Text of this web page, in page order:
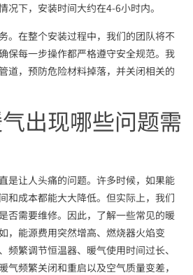
况下，安装时间大约在4-6小时内。
。在整个安装过程中，我们的团队将不
保每一步操作都严格遵守安全规范。我
道，预防危险材料掉落，并关闭相关的
出现哪些问题需
是让人头痛的问题。许多时候，如果能
和成本都能大大降低。但实际上，我们
否需要维修。因此，了解一些常见的暖
，能源费用突然增高、燃烧器火焰变
频繁调节恒温器、暖气使用时间过长、
气频繁关闭和重启以及空气质量变差，